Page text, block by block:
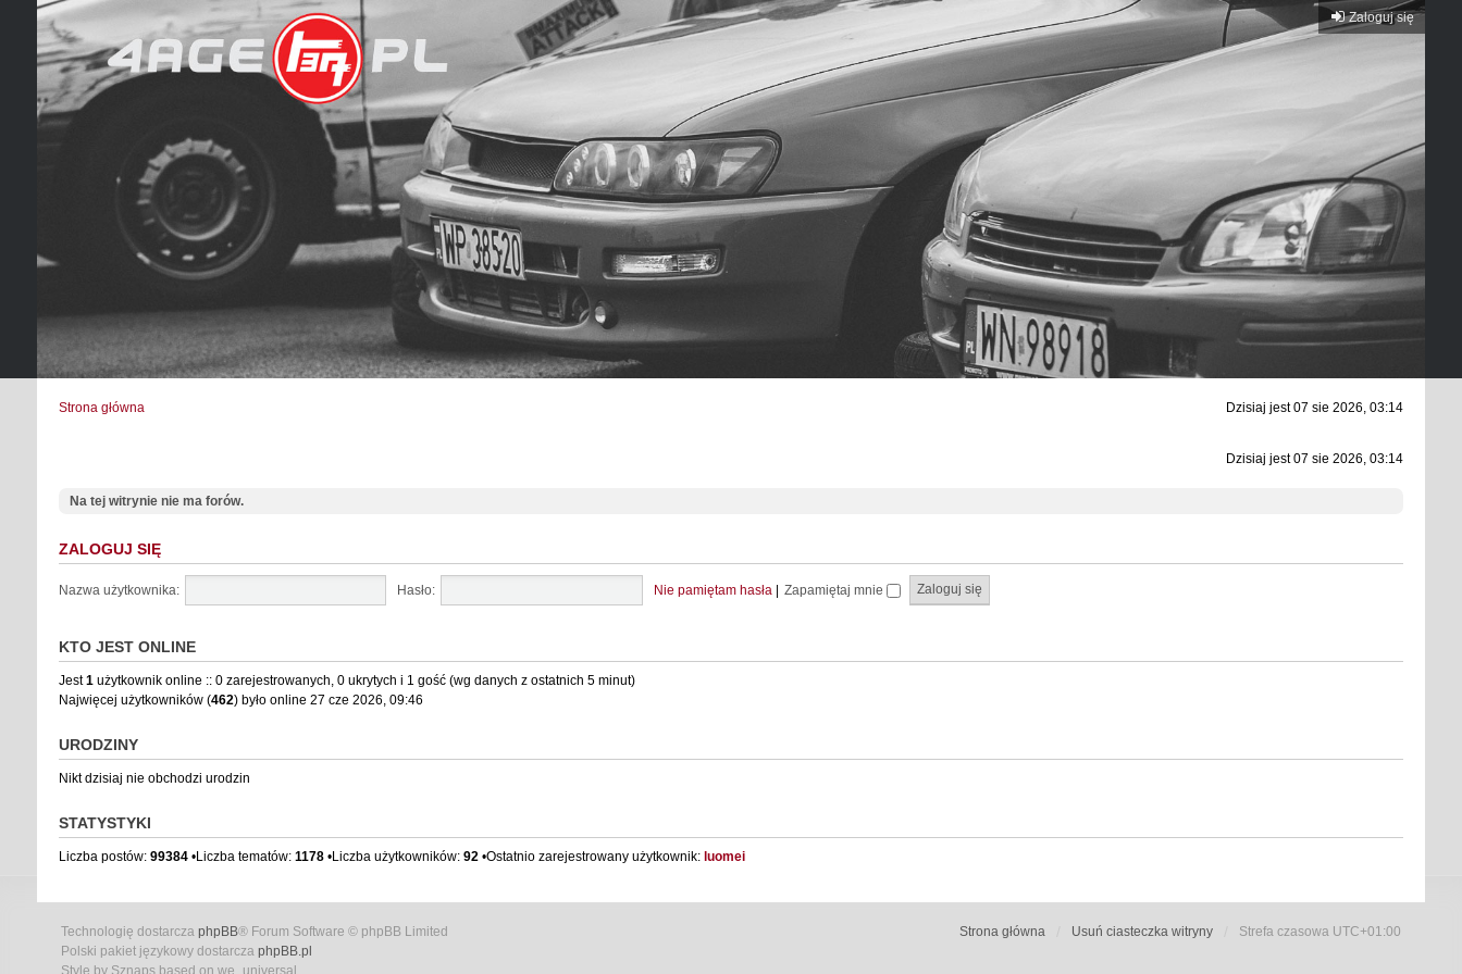
Zaloguj się
Dzisiaj jest 07 sie 2026, 03:14
Strona główna
Dzisiaj jest 07 sie 2026, 03:14
Na tej witrynie nie ma forów.
ZALOGUJ SIĘ
Nazwa użytkownika: Hasło: Nie pamiętam hasła | Zapamiętaj mnie
KTO JEST ONLINE
Jest1 użytkownik online :: 0 zarejestrowanych, 0 ukrytych i 1 gość (wg danych z ostatnich 5 minut)
Najwięcej użytkowników (462) było online 27 cze 2026, 09:46
URODZINY
Nikt dzisiaj nie obchodzi urodzin
STATYSTYKI
Liczba postów: 99384•Liczba tematów: 1178•Liczba użytkowników: 92 •Ostatnio zarejestrowany użytkownik: luomei
Strona główna Usuń ciasteczka witryny Strefa czasowa UTC+01:00
Technologię dostarcza phpBB® Forum Software © phpBB Limited
Polski pakiet językowy dostarcza phpBB.pl
Style by Sznaps based on we_universal